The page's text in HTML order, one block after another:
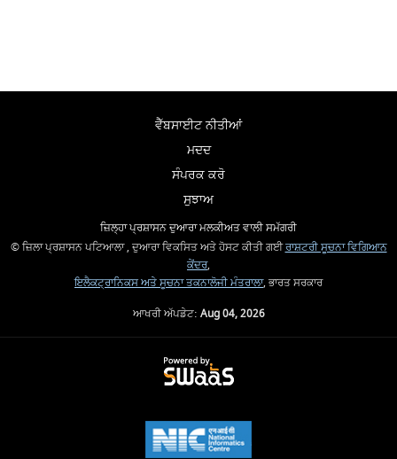
ਵੈੱਬਸਾਈਟ ਨੀਤੀਆਂ
ਮਦਦ
ਸੰਪਰਕ ਕਰੋ
ਸੁਝਾਅ
ਜ਼ਿਲ੍ਹਾ ਪ੍ਰਸ਼ਾਸਨ ਦੁਆਰਾ ਮਲਕੀਅਤ ਵਾਲੀ ਸਮੱਗਰੀ
© ਜ਼ਿਲਾ ਪ੍ਰਸ਼ਾਸਨ ਪਟਿਆਲਾ , ਦੁਆਰਾ ਵਿਕਸਿਤ ਅਤੇ ਹੋਸਟ ਕੀਤੀ ਗਈਰਾਸ਼ਟਰੀ ਸੂਚਨਾ ਵਿਗਿਆਨ
ਕੇਂਦਰ,
ਇਲੈਕਟ੍ਰਾਨਿਕਸ ਅਤੇ ਸੂਚਨਾ ਤਕਨਾਲੋਜੀ ਮੰਤਰਾਲਾ, ਭਾਰਤ ਸਰਕਾਰ
ਆਖਰੀ ਅੱਪਡੇਟ: Aug 04, 2026